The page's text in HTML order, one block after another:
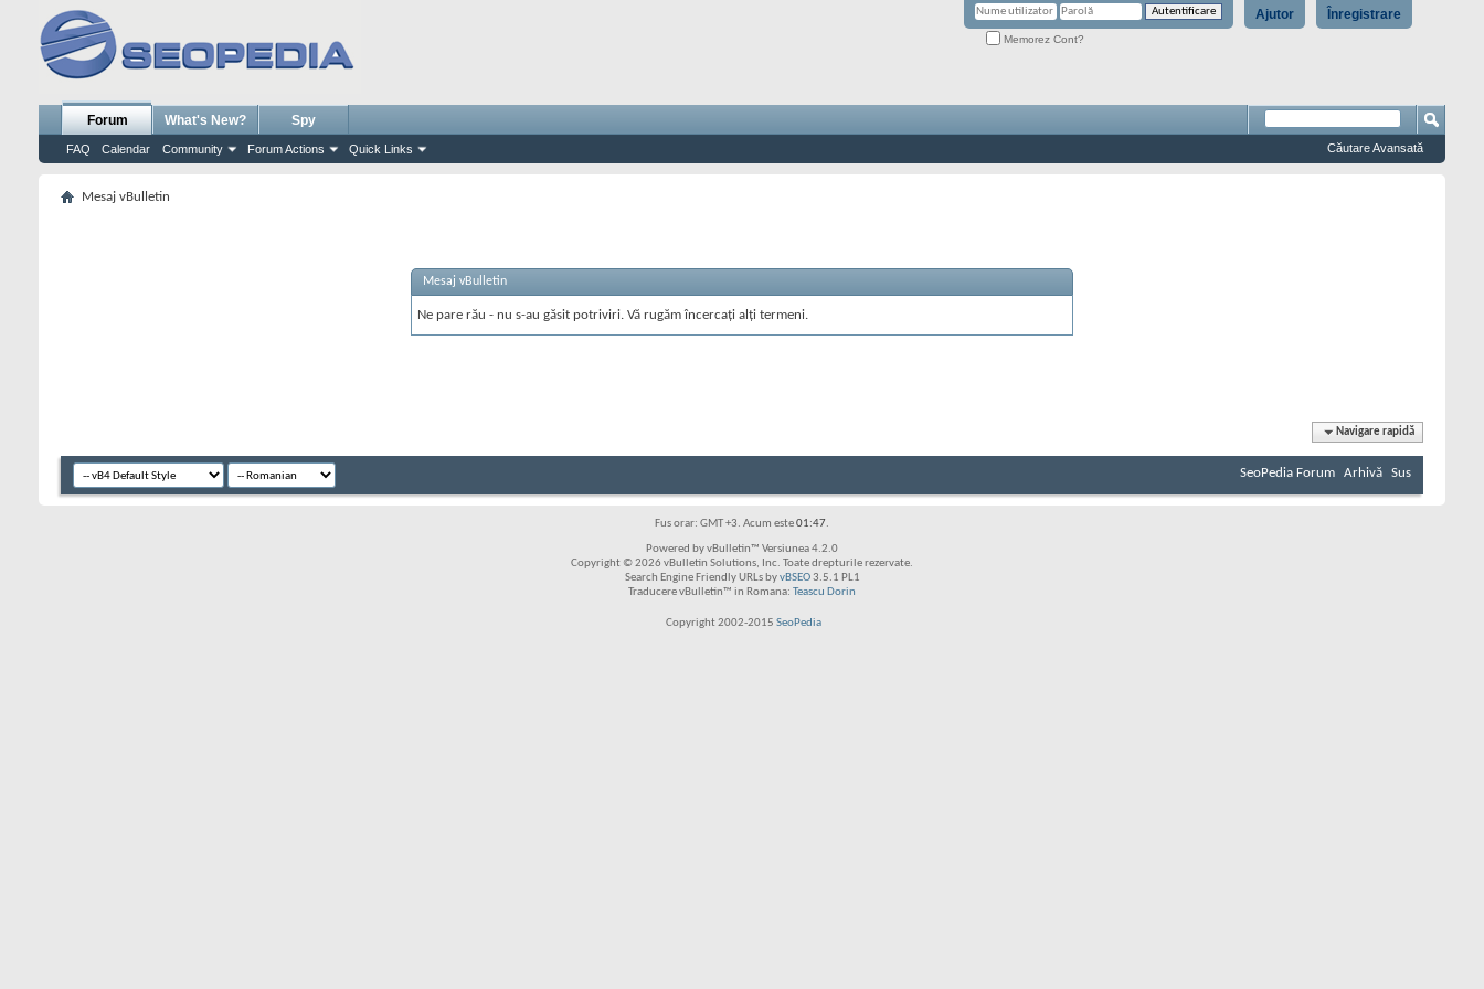
Înregistrare
Ajutor
Memorez Cont?
Forum
FAQ Calendar Community Forum Actions Quick Links
What's New? Spy
Căutare Avansată
Mesaj vBulletin
Mesaj vBulletin
Ne pare rău - nu s-au găsit potriviri. Vă rugăm încercați alți termeni.
Navigare rapidă
SeoPedia Forum Arhivă Sus
Fus orar: GMT +3. Acum este01:47.
Powered by vBulletin™ Versiunea 4.2.0
Copyright © 2026 vBulletin Solutions, Inc. Toate drepturile rezervate.
Search Engine Friendly URLs byvBSEO3.5.1 PL1
Traducere vBulletin™ in Romana: Teascu Dorin
Copyright 2002-2015 SeoPedia